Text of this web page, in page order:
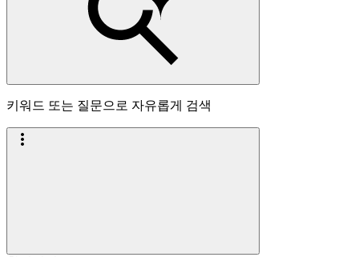
키워드 또는 질문으로 자유롭게 검색